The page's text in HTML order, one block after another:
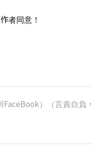
者同意！
FaceBook）（言責自負